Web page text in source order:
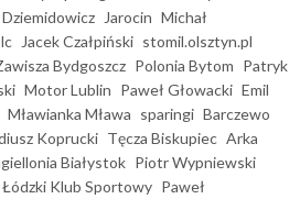
Jarocin Michał
Jacek Czałpiński stomil.olsztyn.pl
Bydgoszcz Polonia Bytom Patryk
Motor Lublin Paweł Głowacki Emil
Mławianka Mława sparingi Barczewo
Koprucki Tęcza Biskupiec Arka
Białystok Piotr Wypniewski
Łódzki Klub Sportowy Paweł